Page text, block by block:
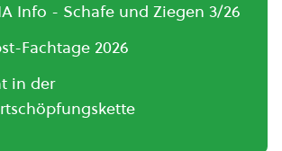
Info - Schafe und Ziegen 3/26
Fachtage 2026
in der